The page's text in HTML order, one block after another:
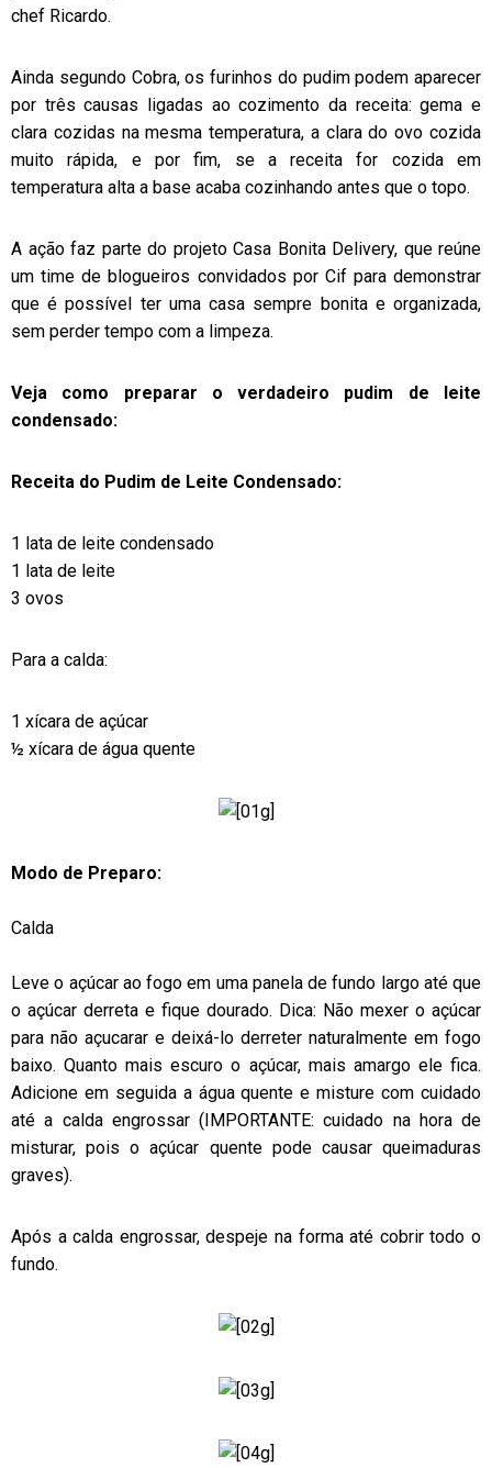
chef Ricardo.
Ainda segundo Cobra, os furinhos do pudim podem aparecer
por três causas ligadas ao cozimento da receita: gema e
clara cozidas na mesma temperatura, a clara do ovo cozida
muito rápida, e por fim, se a receita for cozida em
temperatura alta a base acaba cozinhando antes que o topo.
A ação faz parte do projeto Casa Bonita Delivery, que reúne
um time de blogueiros convidados por Cif para demonstrar
que é possível ter uma casa sempre bonita e organizada,
sem perder tempo com a limpeza.
Veja como preparar o verdadeiro pudim de leite
condensado:
Receita do Pudim de Leite Condensado:
1 lata de leite condensado
1 lata de leite
3 ovos
Para a calda:
1 xícara de açúcar
½ xícara de água quente
Modo de Preparo:
Calda
Leve o açúcar ao fogo em uma panela de fundo largo até que
o açúcar derreta e fique dourado. Dica: Não mexer o açúcar
para não açucarar e deixá-lo derreter naturalmente em fogo
baixo. Quanto mais escuro o açúcar, mais amargo ele fica.
Adicione em seguida a água quente e misture com cuidado
até a calda engrossar (IMPORTANTE: cuidado na hora de
misturar, pois o açúcar quente pode causar queimaduras
graves).
Após a calda engrossar, despeje na forma até cobrir todo o
fundo.